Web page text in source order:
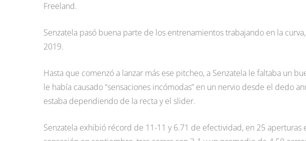
Freeland.
Senzatela pasó buena parte de los entrenamientos trabajando en la
2019.
Hasta que comenzó a lanzar más ese pitcheo, a Senzatela le faltaba un
le había causado “sensaciones incómodas” en un nervio desde el dedo
estaba dependiendo de la recta y el slider.
Senzatela exhibió récord de 11-11 y 6.71 de efectividad, en 25